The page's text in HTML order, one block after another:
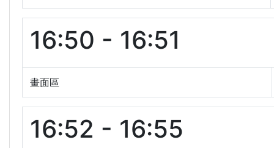
16:50 - 16:51
畫面區
16:52 - 16:55